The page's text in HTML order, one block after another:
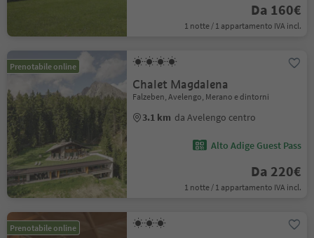
Da 160€
1 notte / 1 appartamento IVA incl.
Prenotabile online
Chalet Magdalena
Falzeben, Avelengo, Merano e dintorni
3.1 km da Avelengo centro
Alto Adige Guest Pass
Da 220€
1 notte / 1 appartamento IVA incl.
Prenotabile online